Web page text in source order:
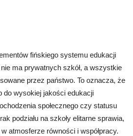
fińskiego systemu edukacji
ma prywatnych szkół, a wszystkie
przez państwo. To oznacza, że
do wysokiej jakości edukacji
społecznego czy statusu
podziału na szkoły elitarne sprawia,
atmosferze równości i współpracy.